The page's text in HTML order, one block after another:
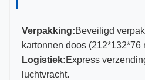
Verpakking:Beveiligd
kartonnen doos (212*132*76
Logistiek:Express
luchtvracht.